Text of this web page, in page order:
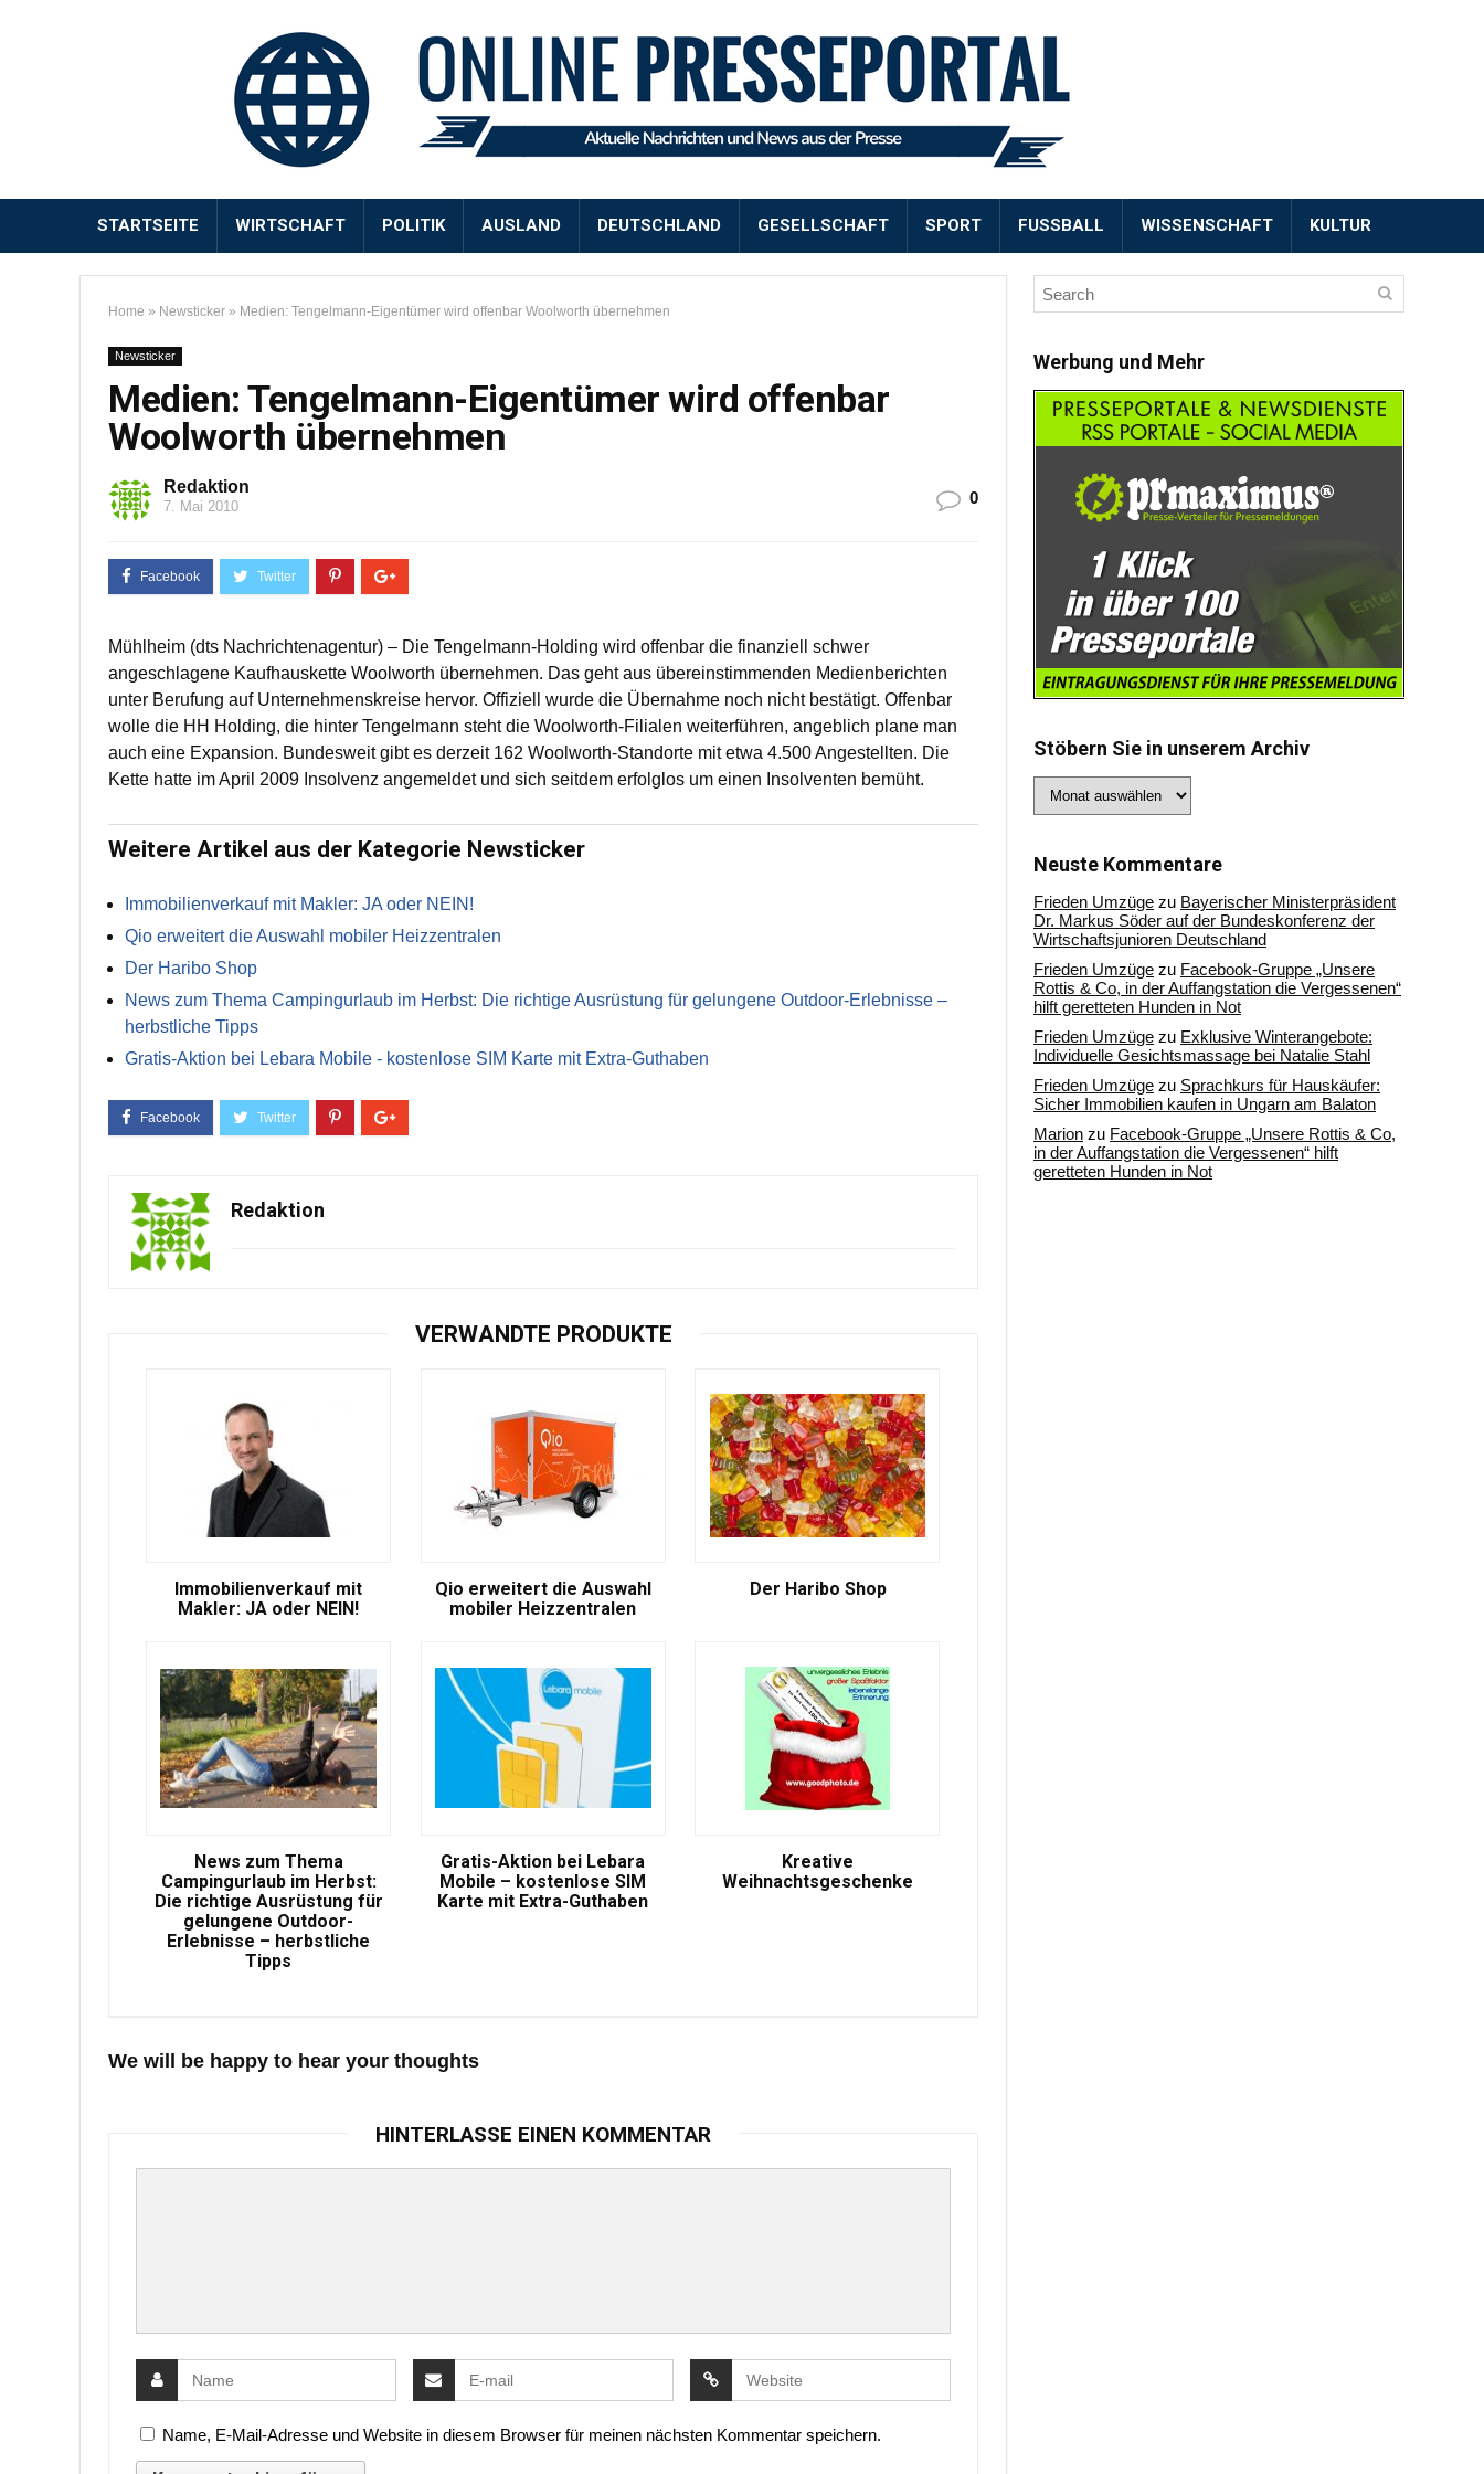
STARTSEITE WIRTSCHAFT POLITIK AUSLAND DEUTSCHLAND GESELLSCHAFT SPORT FUSSBALL WISSENSCHAFT KULTUR
Home » Newsticker » Medien: Tengelmann-Eigentümer wird offenbar Woolworth übernehmen
Newsticker
Medien: Tengelmann-Eigentümer wird offenbar
Woolworth übernehmen
Redaktion
7. Mai 2010 0
Mühlheim (dts Nachrichtenagentur) – Die Tengelmann-Holding wird offenbar die finanziell schwer
angeschlagene Kaufhauskette Woolworth übernehmen. Das geht aus übereinstimmenden Medienberichten
unter Berufung auf Unternehmenskreise hervor. Offiziell wurde die Übernahme noch nicht bestätigt. Offenbar
wolle die HH Holding, die hinter Tengelmann steht die Woolworth-Filialen weiterführen, angeblich plane man
auch eine Expansion. Bundesweit gibt es derzeit 162 Woolworth-Standorte mit etwa 4.500 Angestellten. Die
Kette hatte im April 2009 Insolvenz angemeldet und sich seitdem erfolglos um einen Insolventen bemüht.
Weitere Artikel aus der Kategorie Newsticker
Immobilienverkauf mit Makler: JA oder NEIN!
Qio erweitert die Auswahl mobiler Heizzentralen
Der Haribo Shop
News zum Thema Campingurlaub im Herbst: Die richtige Ausrüstung für gelungene Outdoor-Erlebnisse –
herbstliche Tipps
Gratis-Aktion bei Lebara Mobile - kostenlose SIM Karte mit Extra-Guthaben
Redaktion
VERWANDTE PRODUKTE
Immobilienverkauf mit
Makler: JA oder NEIN!
Qio erweitert die Auswahl
mobiler Heizzentralen
Der Haribo Shop
News zum Thema
Campingurlaub im Herbst:
Die richtige Ausrüstung für
gelungene Outdoor-
Erlebnisse – herbstliche
Tipps
Gratis-Aktion bei Lebara
Mobile – kostenlose SIM
Karte mit Extra-Guthaben
Kreative
Weihnachtsgeschenke
We will be happy to hear your thoughts
HINTERLASSE EINEN KOMMENTAR
Name, E-Mail-Adresse und Website in diesem Browser für meinen nächsten Kommentar speichern.
Werbung und Mehr
Stöbern Sie in unserem Archiv
Sie
Archiv
Neuste Kommentare
Frieden Umzüge zu Bayerischer Ministerpräsident
Dr. Markus Söder auf der Bundeskonferenz der
Wirtschaftsjunioren Deutschland
Frieden Umzüge zu Facebook-Gruppe „Unsere
Rottis & Co, in der Auffangstation die Vergessenen“
hilft geretteten Hunden in Not
Frieden Umzüge zu Exklusive Winterangebote:
Individuelle Gesichtsmassage bei Natalie Stahl
Frieden Umzüge zu Sprachkurs für Hauskäufer:
Sicher Immobilien kaufen in Ungarn am Balaton
Marion zu Facebook-Gruppe „Unsere Rottis & Co,
in der Auffangstation die Vergessenen“ hilft
geretteten Hunden in Not